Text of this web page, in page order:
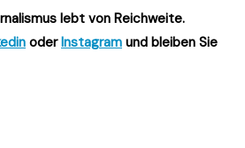
lebt von Reichweite.
oderInstagram und bleiben Sie